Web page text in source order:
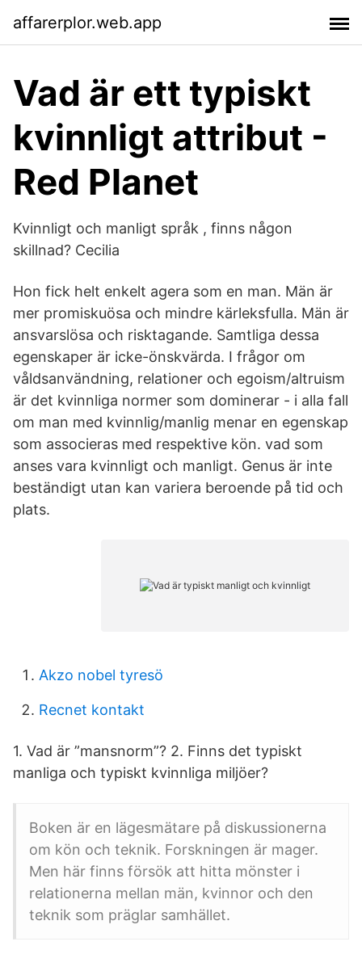
affarerplor.web.app
Vad är ett typiskt
kvinnligt attribut -
Red Planet
Kvinnligt och manligt språk , finns någon
skillnad? Cecilia
Hon fick helt enkelt agera som en man. Män är
mer promiskuösa och mindre kärleksfulla. Män är
ansvarslösa och risktagande. Samtliga dessa
egenskaper är icke-önskvärda. I frågor om
våldsanvändning, relationer och egoism/altruism
är det kvinnliga normer som dominerar - i alla fall
om man med kvinnlig/manlig menar en egenskap
som associeras med respektive kön. vad som
anses vara kvinnligt och manligt. Genus är inte
beständigt utan kan variera beroende på tid och
plats.
Akzo nobel tyresö
Recnet kontakt
1. Vad är ”mansnorm”? 2. Finns det typiskt
manliga och typiskt kvinnliga miljöer?
Boken är en lägesmätare på diskussionerna
om kön och teknik. Forskningen är mager.
Men här finns försök att hitta mönster i
relationerna mellan män, kvinnor och den
teknik som präglar samhället.